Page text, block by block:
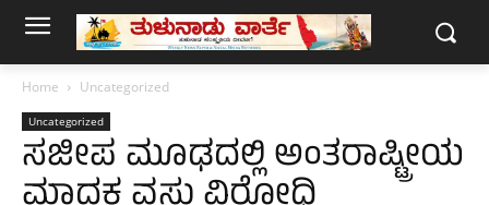
Home Uncategorized
Uncategorized
ಸಜೀಪ ಮೂಢದಲ್ಲಿ ಅಂತರಾಷ್ಟ್ರೀಯ